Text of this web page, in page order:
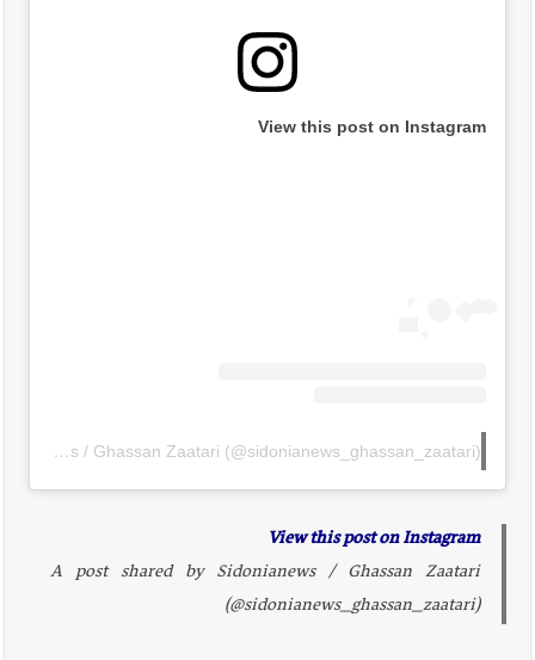
View this post on Instagram
A post shared by Sidonianews / Ghassan Zaatari (@sidonianews_ghassan_zaatari)
View this post on Instagram
A post shared by Sidonianews / Ghassan Zaatari
(@sidonianews_ghassan_zaatari)